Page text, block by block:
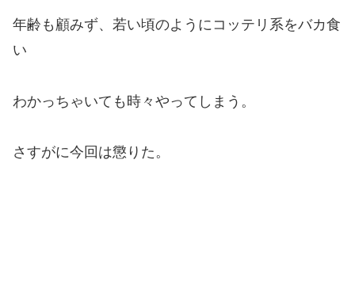
年齢も顧みず、若い頃のようにコッテリ系をバカ食
い
わかっちゃいても時々やってしまう。
さすがに今回は懲りた。